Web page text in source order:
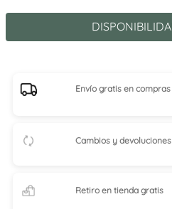
Envío gratis en
Cambios y
Retiro en tiendagratis